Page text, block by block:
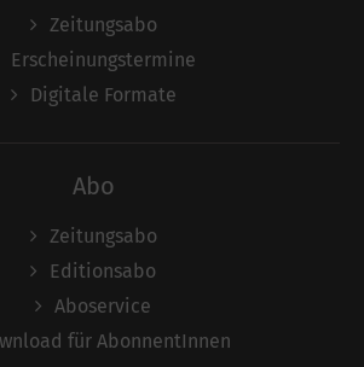
Zeitungsabo
Erscheinungstermine
Digitale Formate
Abo
Zeitungsabo
Editionsabo
Aboservice
für AbonnentInnen